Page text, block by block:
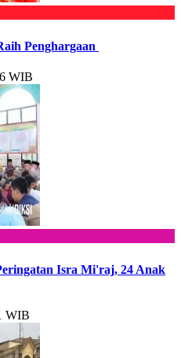
Penghargaan
WIB
Isra Mi'raj, 24 Anak
WIB